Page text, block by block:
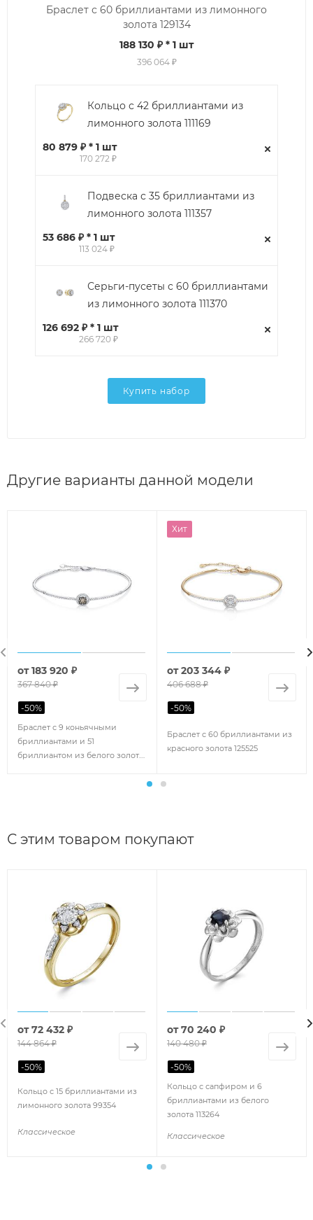
Браслет с 60 бриллиантами из лимонного
золота 129134
188 130 ₽ * 1 шт
396 064 ₽
Кольцо с 42 бриллиантами из
лимонного золота 111169
80 879 ₽ * 1 шт
170 272 ₽
Подвеска с 35 бриллиантами из
лимонного золота 111357
53 686 ₽ * 1 шт
113 024 ₽
Серьги-пусеты с 60 бриллиантами
из лимонного золота 111370
126 692 ₽ * 1 шт
266 720 ₽
Купить набор
Другие варианты данной модели
Браслет с 9 коньячными
бриллиантами и 51
бриллиантом из белого золота
от183 920 ₽
367 840 ₽
-50%
Хит
Браслет с 60 бриллиантами из
красного золота 125525
от203 344 ₽
406 688 ₽
-50%
С этим товаром покупают
Кольцо с 15 бриллиантами из
лимонного золота 99354
Классическое
от72 432 ₽
144 864 ₽
-50%
Кольцо с сапфиром и 6
бриллиантами из белого
золота 113264
Классическое
от70 240 ₽
140 480 ₽
-50%